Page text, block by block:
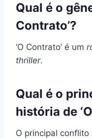
Qual é o
Contrato’?
‘O Contrato’ é um
thriller.
Qual é o
história de
O principal